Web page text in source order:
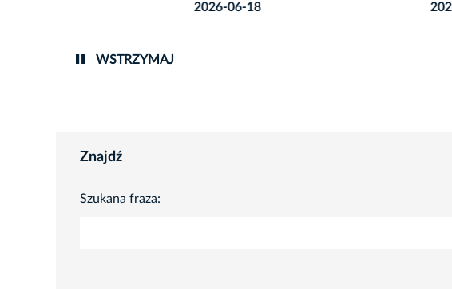
WSTRZYMAJ
Znajdź
Szukana fraza: